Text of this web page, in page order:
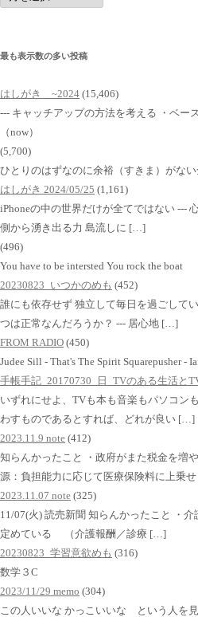
ブ
最も表示数の多い投稿
はしがき ~2024 (15,406)
--- キャッチアップの方法を考える ・ベー
（now）
(5,700)
ひとりのはずなのに余裕（すきま）がない
はしがき 2024/05/25 (1,161)
iPhoneの中の世界だけが全てではない ---
側から湧き出る力 島流しに […]
(496)
You have to be intersted You rock the boat
20230823_いつかのめも (452)
誰にも依存せず 独立して毎日を過ごして
つは正常なんだろうか？ --- 居心地 […]
FROM RADIO (450)
Judee Sill - That's The Spirit Squarepusher -
手帳手記_20170730_日_TVのある生活と
いずれにせよ、TVも本も音楽もパソコン
わすものであるとすれば、どれが良い […]
2023.11.9 note (412)
知らんかったこと ・政府がまた税金を
源：負担能力に応じて医療保険料に上乗
2023.11.07 note (325)
11/07(火) 読売新聞 知らんかったこと ・
定めている （介護報酬／診療 […]
20230823_学習意欲めも (316)
数学３C
2023/11/29 memo (304)
この人いいな かっこいいな という人を